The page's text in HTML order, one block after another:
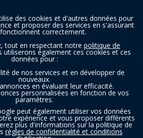
des cookies et d'autres données pour
et proposer des services en s'assurant
correctement.
tout en respectant notre politique de
utiliserons également ces cookies et ces
données pour :
de nos services et en développer de
nouveaux.
en évaluant leur efficacité.
personnalisées en fonction de vos
paramètres.
peut également utiliser vos données
expérience et vous proposer différents
plus d'informations sur la politique de
règles de confidentialité et conditions
trouvetonresto.be ‐ Tous droits réservés | JDC